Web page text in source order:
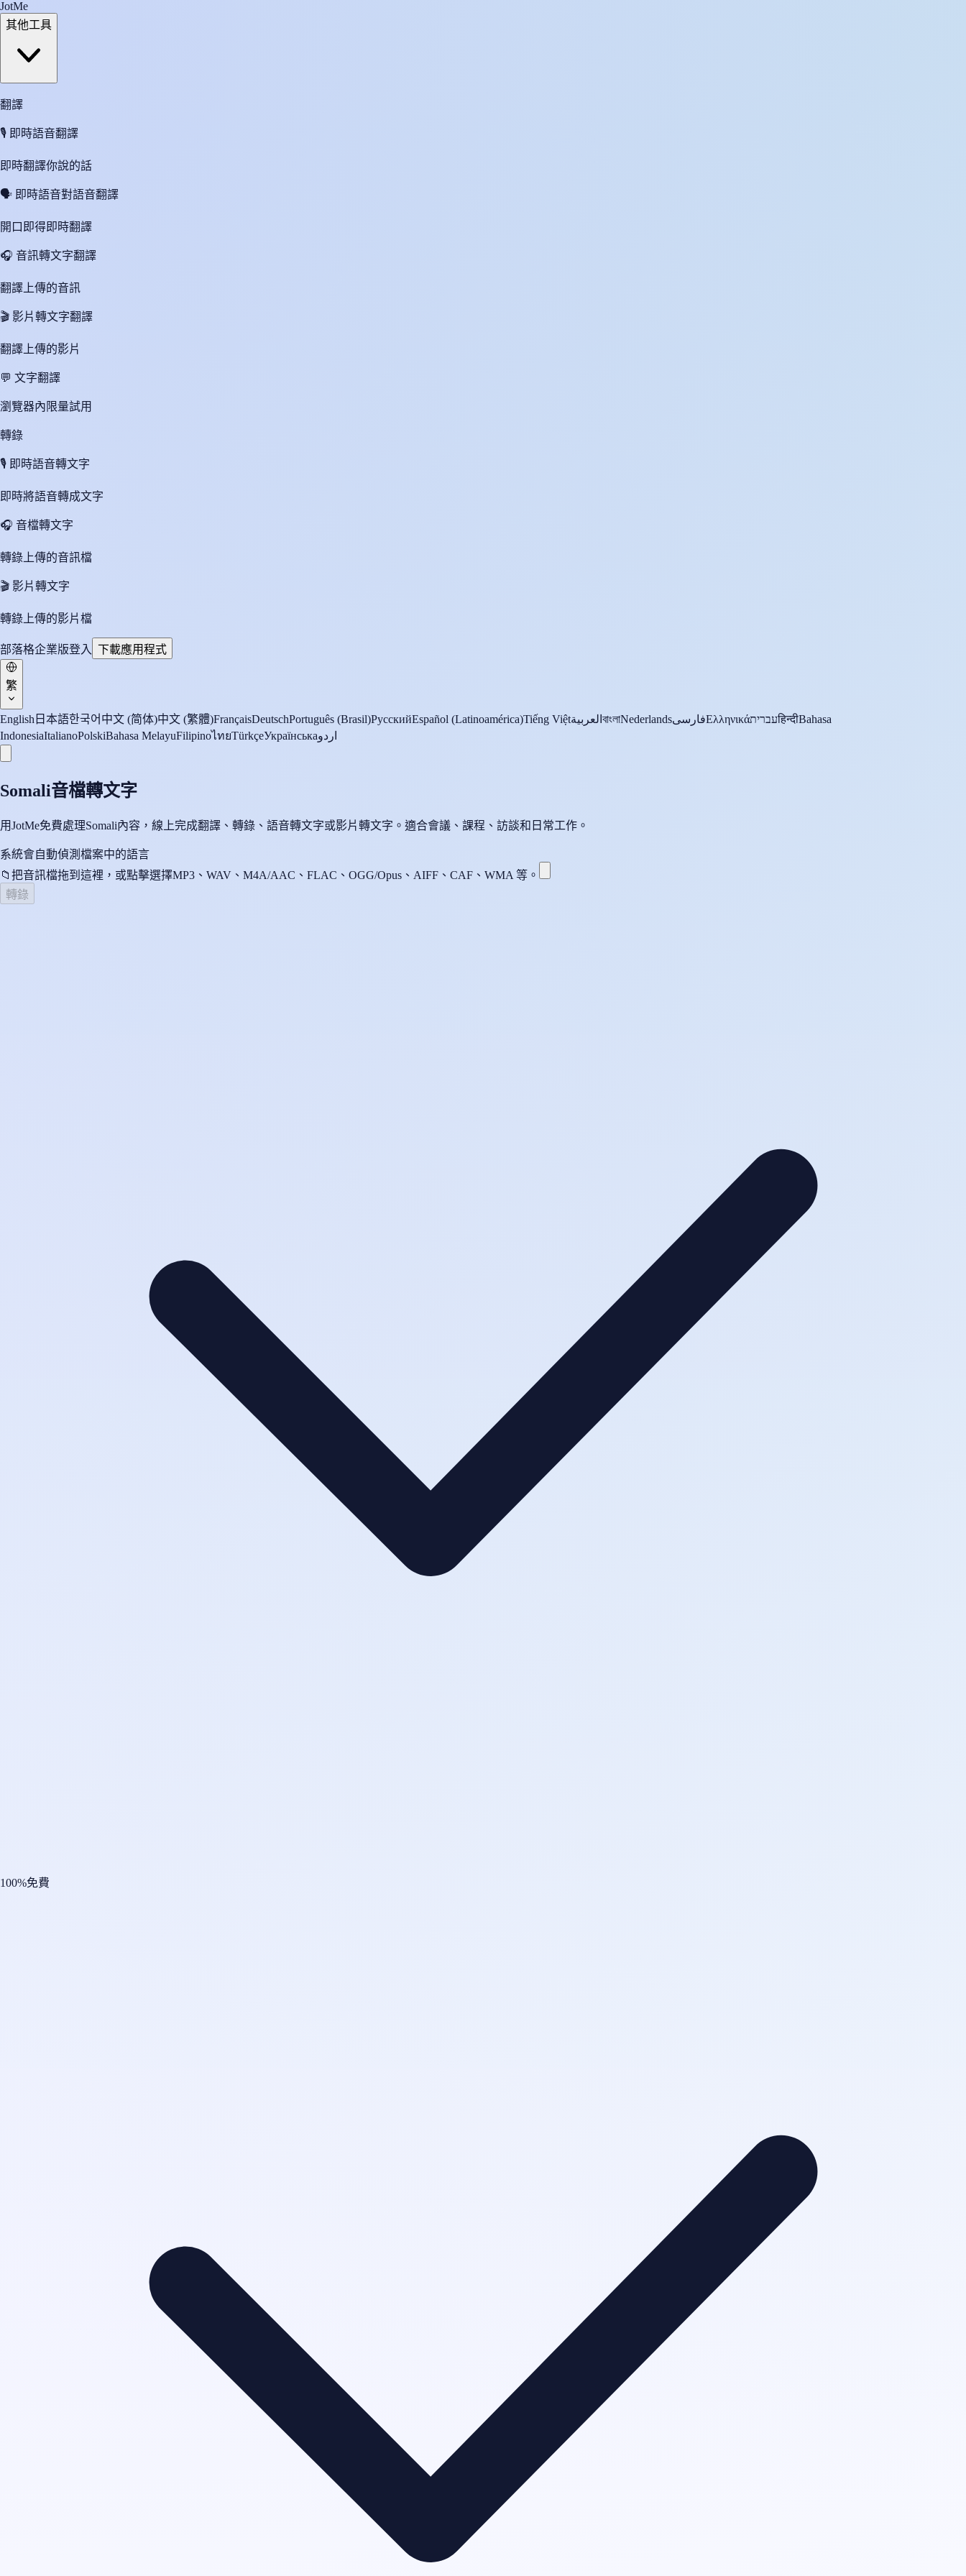
JotMe
其他工具
翻譯
🎙️ 即時語音翻譯
即時翻譯你說的話
🗣️ 即時語音對語音翻譯
開口即得即時翻譯
🎧 音訊轉文字翻譯
翻譯上傳的音訊
🎬 影片轉文字翻譯
翻譯上傳的影片
💬 文字翻譯
瀏覽器內限量試用
轉錄
🎙️ 即時語音轉文字
即時將語音轉成文字
🎧 音檔轉文字
轉錄上傳的音訊檔
🎬 影片轉文字
轉錄上傳的影片檔
部落格企業版登入 下載應用程式
繁
English 日本語한국어 中文 (简体)中文 (繁體)FrançaisDeutschPortuguês (Brasil)РусскийEspañol (Latinoamérica)Tiếng Việtالعربية বাংলাNederlandsفارسیΕλληνικάעבריתहिन्दीBahasa
IndonesiaItalianoPolskiBahasa MelayuFilipinoไทยTürkçeУкраїнськаاردو
Somali音檔轉文字
用JotMe免費處理Somali內容，線上完成翻譯、轉錄、語音轉文字或影片轉文字。適合會議、課程、訪談和日常工作。
系統會自動偵測檔案中的語言
📁 把音訊檔拖到這裡，或點擊選擇MP3、WAV、M4A/AAC、FLAC、OGG/Opus、AIFF、CAF、WMA 等。
轉錄
100%免費